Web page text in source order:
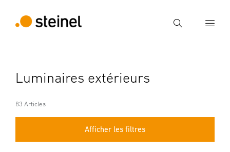
Recherche
Recherche
Luminaires extérieurs
83 Articles
Afficher les filtres